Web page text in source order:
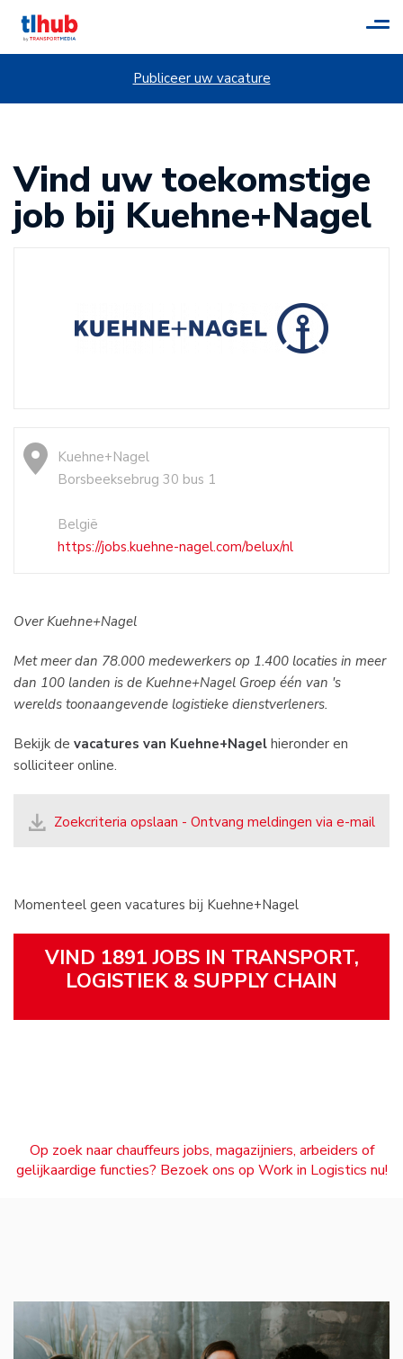
Publiceer uw vacature
Vind uw toekomstige
job bij Kuehne+Nagel
Kuehne+Nagel
Borsbeeksebrug 30 bus 1
België
https://jobs.kuehne-nagel.com/belux/nl
Over Kuehne+Nagel
Met meer dan 78.000 medewerkers op 1.400 locaties in meer
dan 100 landen is de Kuehne+Nagel Groep één van 's
werelds toonaangevende logistieke dienstverleners.
Bekijk de vacatures van Kuehne+Nagel hieronder en
solliciteer online.
Zoekcriteria opslaan - Ontvang meldingen via e-mail
Momenteel geen vacatures bij Kuehne+Nagel
VIND 1891 JOBS IN TRANSPORT,
LOGISTIEK & SUPPLY CHAIN
Op zoek naar chauffeurs jobs, magazijniers, arbeiders of
gelijkaardige functies? Bezoek ons op Work in Logistics nu!